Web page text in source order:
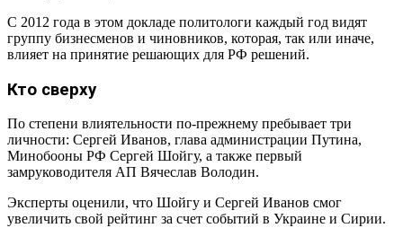
С 2012 года в этом докладе политологи каждый год видят
группу бизнесменов и чиновников, которая, так или иначе,
влияет на принятие решающих для РФ решений.
Кто сверху
По степени влиятельности по-прежнему пребывает три
личности: Сергей Иванов, глава администрации Путина,
Минобооны РФ Сергей Шойгу, а также первый
замруководителя АП Вячеслав Володин.
Эксперты оценили, что Шойгу и Сергей Иванов смог
увеличить свой рейтинг за счет событий в Украине и Сирии.